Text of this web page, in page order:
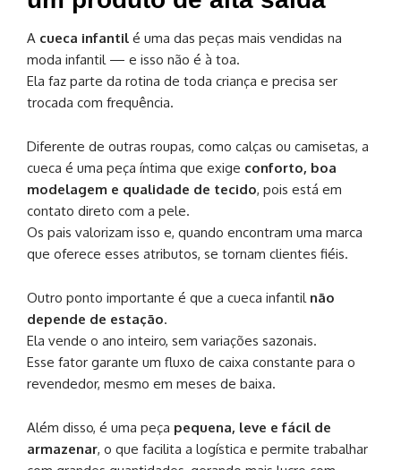
A cueca infantil é uma das peças mais vendidas na
moda infantil — e isso não é à toa.
Ela faz parte da rotina de toda criança e precisa ser
trocada com frequência.
Diferente de outras roupas, como calças ou camisetas, a
cueca é uma peça íntima que exige conforto, boa
modelagem e qualidade de tecido, pois está em
contato direto com a pele.
Os pais valorizam isso e, quando encontram uma marca
que oferece esses atributos, se tornam clientes fiéis.
Outro ponto importante é que a cueca infantil não
depende de estação.
Ela vende o ano inteiro, sem variações sazonais.
Esse fator garante um fluxo de caixa constante para o
revendedor, mesmo em meses de baixa.
Além disso, é uma peça pequena, leve e fácil de
armazenar, o que facilita a logística e permite trabalhar